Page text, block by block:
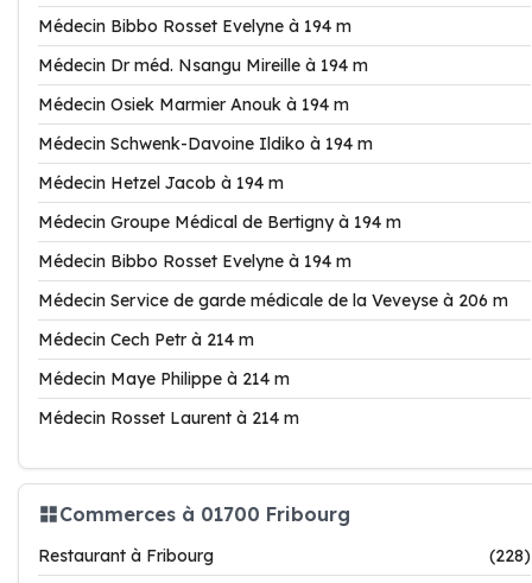
Médecin Bibbo Rosset Evelyne à 194 m
Médecin Dr méd. Nsangu Mireille à 194 m
Médecin Osiek Marmier Anouk à 194 m
Médecin Schwenk-Davoine Ildiko à 194 m
Médecin Hetzel Jacob à 194 m
Médecin Groupe Médical de Bertigny à 194 m
Médecin Bibbo Rosset Evelyne à 194 m
Médecin Service de garde médicale de la Veveyse à 206 m
Médecin Cech Petr à 214 m
Médecin Maye Philippe à 214 m
Médecin Rosset Laurent à 214 m
Commerces à 01700 Fribourg
Restaurant à Fribourg
(228)